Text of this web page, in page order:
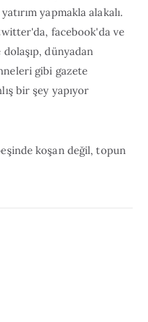
yapmakla alakalı.
facebook'da ve
dünyadan
gibi gazete
bir şey yapıyor
koşan değil, topun